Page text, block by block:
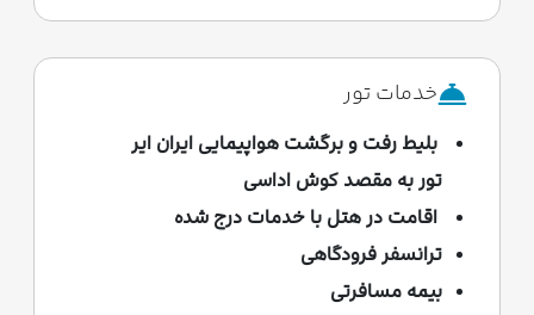
خدمات تور
بلیط رفت و برگشت هواپیمایی ایران ایر
تور به مقصد کوش اداسی
اقامت در هتل با خدمات درج شده
ترانسفر فرودگاهی
بیمه مسافرتی